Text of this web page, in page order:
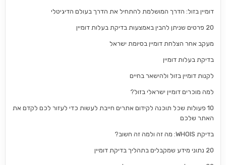
דומיין בזול: הדרך המושלמת להתחיל את הדרך בעולם הדיגיטלי
20 פרטים שניתן להבין באמצעות בדיקת בעלות דומיין
מעקב אחר הצלחת דומיין בסיומת ישראל
בדיקת בעלות דומיין
לקנות דומיין בזול ולהישאר בחיים
למה מוכרים דומיין ישראלי בזול?
10 פעולות שכל תוכנה לקידום אתרים חייבת לעשות כדי לעזור לכם לקדם את
האתר שלכם
בדיקת WHOIS: מה זה ולמה זה חשוב?
20 נתוני מידע שמקבלים בתהליך בדיקת דומיין